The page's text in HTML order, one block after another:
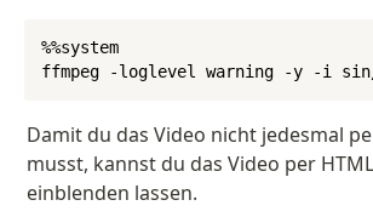
%%system
ffmpeg -loglevel warning -y -i sin/
Damit du das Video nicht jedesmal
musst, kannst du das Video per
einblenden lassen.